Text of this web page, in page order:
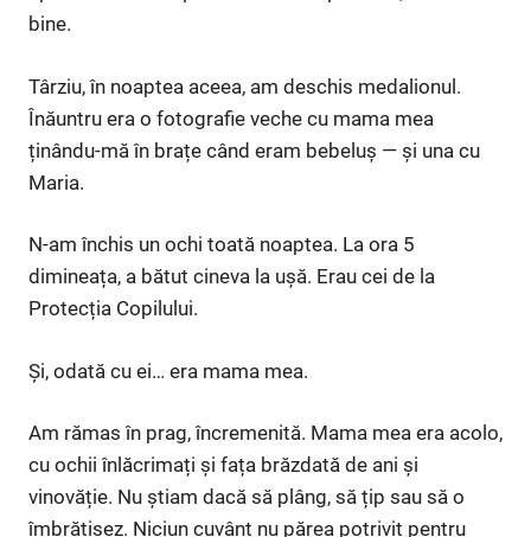
bine.
Târziu, în noaptea aceea, am deschis medalionul.
Înăuntru era o fotografie veche cu mama mea
ținându-mă în brațe când eram bebeluș — și una cu
Maria.
N-am închis un ochi toată noaptea. La ora 5
dimineața, a bătut cineva la ușă. Erau cei de la
Protecția Copilului.
Și, odată cu ei… era mama mea.
Am rămas în prag, încremenită. Mama mea era acolo,
cu ochii înlăcrimați și fața brăzdată de ani și
vinovăție. Nu știam dacă să plâng, să țip sau să o
îmbrățișez. Niciun cuvânt nu părea potrivit pentru